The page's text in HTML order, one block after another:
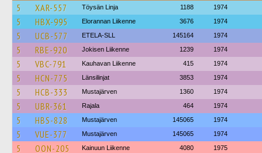
5 XAR-557 Töysän Linja 1188 1974
5 HBX-995 Elorannan Liikenne 3676 1974
5 UCB-577 ETELA-SLL 145164 1974
5 RBE-920 Jokisen Liikenne 1239 1974
5 VBC-791 Kauhavan Liikenne 415 1974
5 HCN-775 Länsilinjat 3853 1974
5 HCB-333 Mustajärven 1360 1974
5 UBR-361 Rajala 464 1974
5 HBS-828 Mustajärven 145065 1974
5 VUE-377 Mustajärven 145065 1974
5 OON-205 Kainuun Liikenne 4080 1975